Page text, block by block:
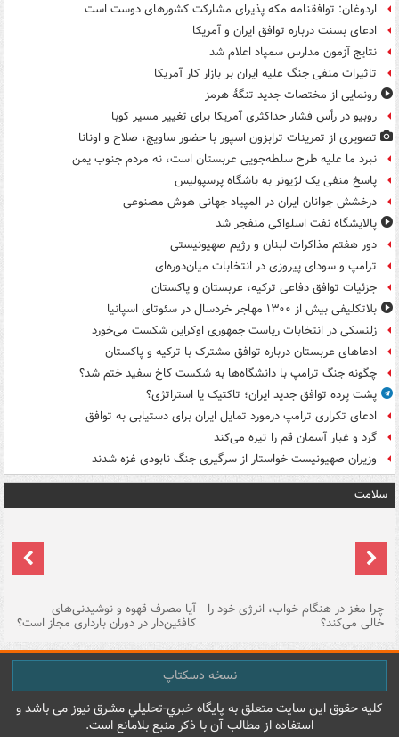
اردوغان: توافقنامه مکه پذیرای مشارکت کشورهای دوست است
ادعای بسنت درباره توافق ایران و آمریکا
نتایج آزمون مدارس سمپاد اعلام شد
تاثیرات منفی جنگ علیه ایران بر بازار کار آمریکا
رونمایی از مختصات جدید تنگۀ هرمز
روبیو در رأس فشار حداکثری آمریکا برای تغییر مسیر کوبا
تصویری از تمرینات ترابزون اسپور با حضور ساویچ، صلاح و اونانا
نبرد ما علیه طرح سلطه‌جویی عربستان است، نه مردم جنوب یمن
پاسخ منفی یک لژیونر به باشگاه پرسپولیس
درخشش جوانان ایران در المپیاد جهانی هوش مصنوعی
پالایشگاه نفت اسلواکی منفجر شد
دور هفتم مذاکرات لبنان و رژیم صهیونیستی
ترامپ و سودای پیروزی در انتخابات میان‌دوره‌ای
جزئیات توافق دفاعی ترکیه، عربستان و پاکستان
بلاتکلیفی بیش از ۱۳۰۰ مهاجر خردسال در سئوتای اسپانیا
زلنسکی در انتخابات ریاست جمهوری اوکراین شکست می‌خورد
ادعاهای عربستان درباره توافق مشترک با ترکیه و پاکستان
چگونه جنگ ترامپ با دانشگاه‌ها به شکست کاخ سفید ختم شد؟
پشت پرده توافق جدید ایران؛ تاکتیک یا استراتژی؟
ادعای تکراری ترامپ درمورد تمایل ایران برای دستیابی به توافق
گرد و غبار آسمان قم را تیره می‌کند
وزیران صهیونیست خواستار از سرگیری جنگ نابودی غزه شدند
سلامت
چرا مغز در هنگام خواب، انرژی خود را
خالی می‌کند؟
آیا مصرف قهوه و نوشیدنی‌های
کافئین‌دار در دوران بارداری مجاز است؟
نسخه دسکتاپ
کليه حقوق اين سايت متعلق به پایگاه خبري-تحليلي مشرق نيوز می باشد و
استفاده از مطالب آن با ذکر منبع بلامانع است.